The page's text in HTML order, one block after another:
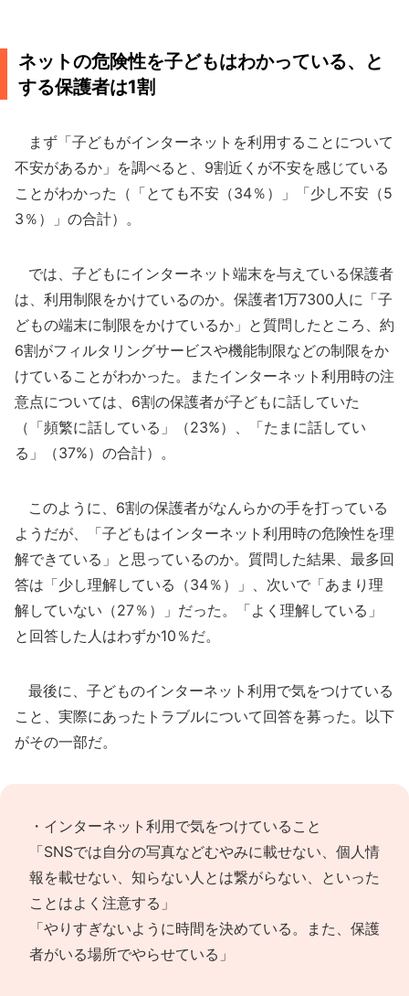
ネットの危険性を子どもはわかっている、と
する保護者は1割
まず「子どもがインターネットを利用することについて
不安があるか」を調べると、9割近くが不安を感じている
ことがわかった（「とても不安（34％）」「少し不安（5
3％）」の合計）。
では、子どもにインターネット端末を与えている保護者
は、利用制限をかけているのか。保護者1万7300人に「子
どもの端末に制限をかけているか」と質問したところ、約
6割がフィルタリングサービスや機能制限などの制限をか
けていることがわかった。またインターネット利用時の注
意点については、6割の保護者が子どもに話していた
（「頻繁に話している」（23%）、「たまに話してい
る」（37%）の合計）。
このように、6割の保護者がなんらかの手を打っている
ようだが、「子どもはインターネット利用時の危険性を理
解できている」と思っているのか。質問した結果、最多回
答は「少し理解している（34％）」、次いで「あまり理
解していない（27％）」だった。「よく理解している」
と回答した人はわずか10％だ。
最後に、子どものインターネット利用で気をつけている
こと、実際にあったトラブルについて回答を募った。以下
がその一部だ。
・インターネット利用で気をつけていること
「SNSでは自分の写真などむやみに載せない、個人情
報を載せない、知らない人とは繋がらない、といった
ことはよく注意する」
「やりすぎないように時間を決めている。また、保護
者がいる場所でやらせている」